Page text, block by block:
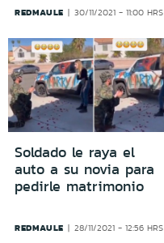
REDMAULE 30/11/2021 - 11:00 HRS
Soldado le raya el
auto a su novia para
pedirle matrimonio
REDMAULE 28/11/2021 - 12:56 HRS